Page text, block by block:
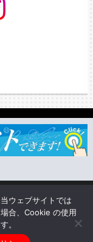
rights reserved.
ウェブサイトでは
合、Cookie の使用
。